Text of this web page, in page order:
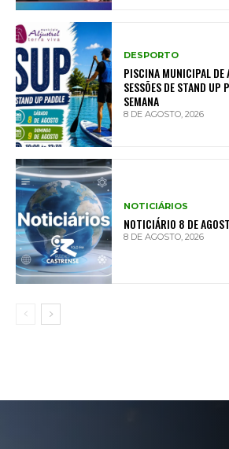
DESPORTO
PISCINA MUNICIPAL DE
SESSÕES DE STAND UP
SEMANA
8 DE AGOSTO, 2026
NOTICIÁRIOS
NOTICIÁRIO 8 DE
8 DE AGOSTO, 2026